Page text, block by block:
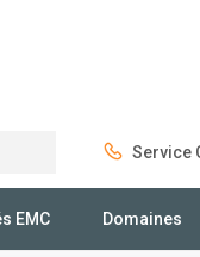
Service
EMC Domaines